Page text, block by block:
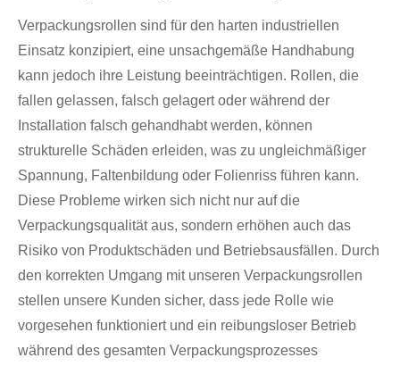
Verpackungsrollen sind für den harten industriellen
Einsatz konzipiert, eine unsachgemäße Handhabung
kann jedoch ihre Leistung beeinträchtigen. Rollen, die
fallen gelassen, falsch gelagert oder während der
Installation falsch gehandhabt werden, können
strukturelle Schäden erleiden, was zu ungleichmäßiger
Spannung, Faltenbildung oder Folienriss führen kann.
Diese Probleme wirken sich nicht nur auf die
Verpackungsqualität aus, sondern erhöhen auch das
Risiko von Produktschäden und Betriebsausfällen. Durch
den korrekten Umgang mit unseren Verpackungsrollen
stellen unsere Kunden sicher, dass jede Rolle wie
vorgesehen funktioniert und ein reibungsloser Betrieb
während des gesamten Verpackungsprozesses